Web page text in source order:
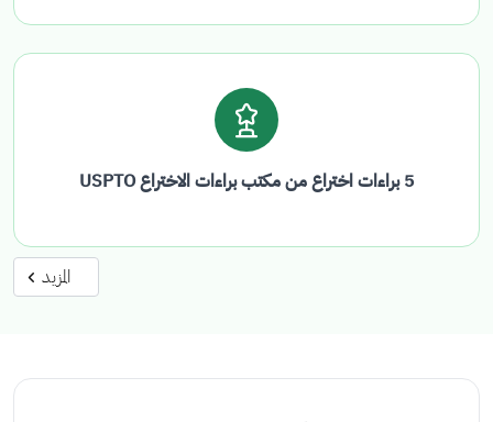
5 براءات اختراع من مكتب براءات الاختراع USPTO
المزيد